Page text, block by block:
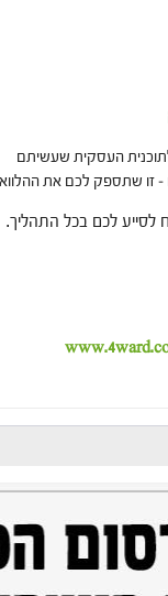
העסקית שעשיתם
זו שתספק לכם את
לסייע לכם בכל התהליך.